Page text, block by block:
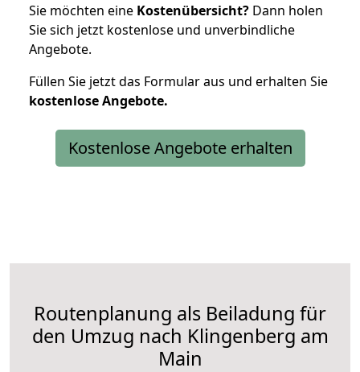
Sie möchten eine Kostenübersicht? Dann holen
Sie sich jetzt kostenlose und unverbindliche
Angebote.
Füllen Sie jetzt das Formular aus und erhalten Sie
kostenloseAngebote.
Kostenlose Angebote erhalten
Routenplanung als Beiladung für
den Umzug nach Klingenberg am
Main